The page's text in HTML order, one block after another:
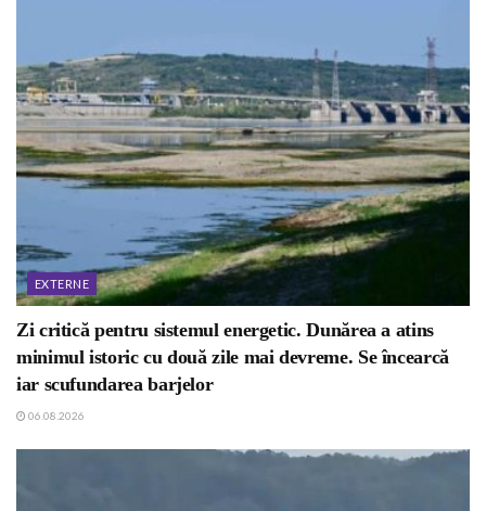
EXTERNE
Zi critică pentru sistemul energetic. Dunărea a atins
minimul istoric cu două zile mai devreme. Se încearcă
iar scufundarea barjelor
06.08.2026